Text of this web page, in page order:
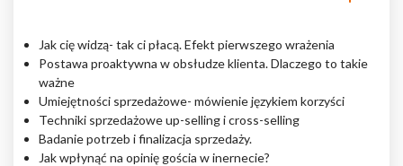
Jak cię widzą- tak ci płacą. Efekt pierwszego wrażenia
Postawa proaktywna w obsłudze klienta. Dlaczego to takie
ważne
Umiejętności sprzedażowe- mówienie językiem korzyści
Techniki sprzedażowe up-selling i cross-selling
Badanie potrzeb i finalizacja sprzedaży.
Jak wpłynąć na opinię gościa w inernecie?